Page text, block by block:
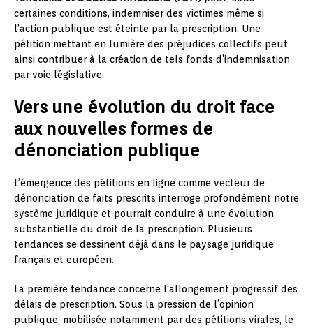
certaines conditions, indemniser des victimes même si
l’action publique est éteinte par la prescription. Une
pétition mettant en lumière des préjudices collectifs peut
ainsi contribuer à la création de tels fonds d’indemnisation
par voie législative.
Vers une évolution du droit face
aux nouvelles formes de
dénonciation publique
L’émergence des pétitions en ligne comme vecteur de
dénonciation de faits prescrits interroge profondément notre
système juridique et pourrait conduire à une évolution
substantielle du droit de la prescription. Plusieurs
tendances se dessinent déjà dans le paysage juridique
français et européen.
La première tendance concerne l’allongement progressif des
délais de prescription. Sous la pression de l’opinion
publique, mobilisée notamment par des pétitions virales, le